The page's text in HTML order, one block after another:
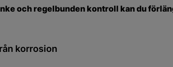
och regelbunden kontroll kan du
korrosion